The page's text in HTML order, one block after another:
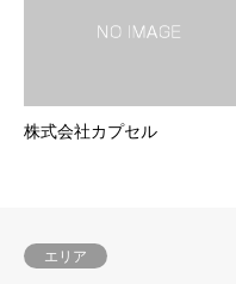
株式会社カプセル
エリア